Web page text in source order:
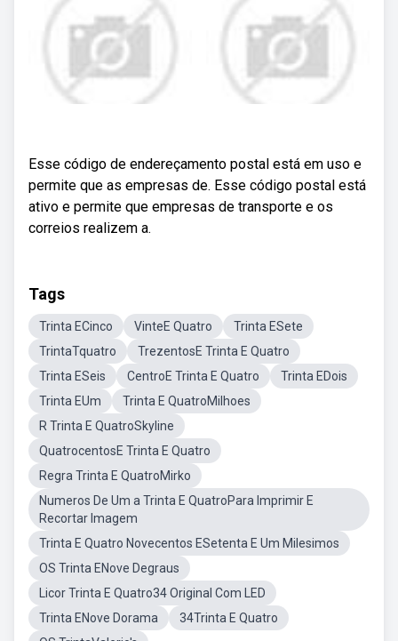
Esse código de endereçamento postal está em uso e
permite que as empresas de. Esse código postal está
ativo e permite que empresas de transporte e os
correios realizem a.
Tags
Trinta ECinco VinteE Quatro
Trinta ESete
TrintaTquatro
TrezentosE Trinta E Quatro
Trinta ESeis
CentroE Trinta E Quatro
Trinta EDois
Trinta EUm
Trinta E QuatroMilhoes
R Trinta E QuatroSkyline
QuatrocentosE Trinta E Quatro
Regra Trinta E QuatroMirko
Numeros De Um a Trinta E QuatroPara Imprimir E
Recortar Imagem
Trinta E Quatro Novecentos ESetenta E Um Milesimos
OS Trinta ENove Degraus
Licor Trinta E Quatro34 Original Com LED
Trinta ENove Dorama
34Trinta E Quatro